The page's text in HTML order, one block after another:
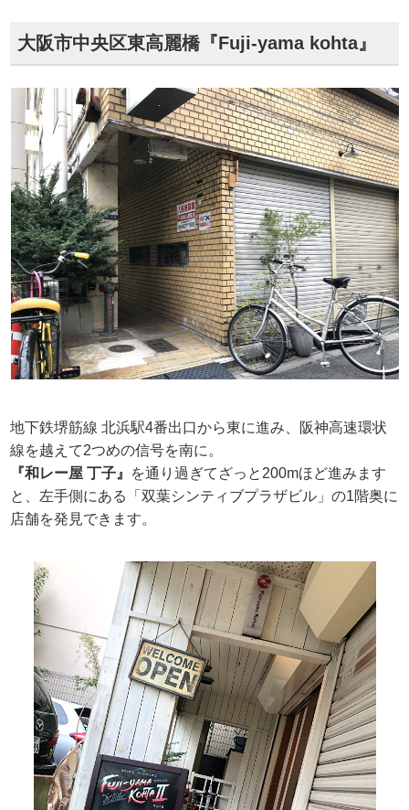
大阪市中央区東高麗橋『Fuji-yama kohta』
地下鉄堺筋線 北浜駅4番出口から東に進み、阪神高速環状
線を越えて2つめの信号を南に。
『和レー屋 丁子』
を通り過ぎてざっと200mほど進みます
と、左手側にある「双葉シンティブプラザビル」の1階奥に
店舗を発見できます。